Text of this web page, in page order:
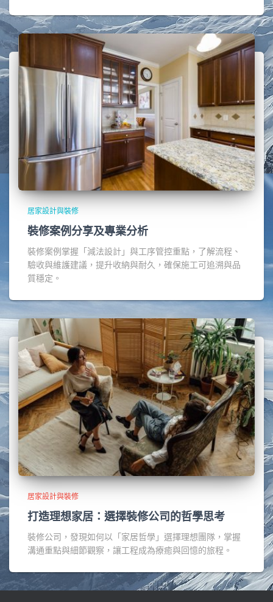
居家設計與裝修
裝修案例分享及專業分析
裝修案例掌握「減法設計」與工序管控重點，了解流程、
驗收與維護建議，提升收納與耐久，確保施工可追溯與品
質穩定。
居家設計與裝修
打造理想家居：選擇裝修公司的哲學思考
裝修公司，發現如何以「家居哲學」選擇理想團隊，掌握
溝通重點與細節觀察，讓工程成為療癒與回憶的旅程。